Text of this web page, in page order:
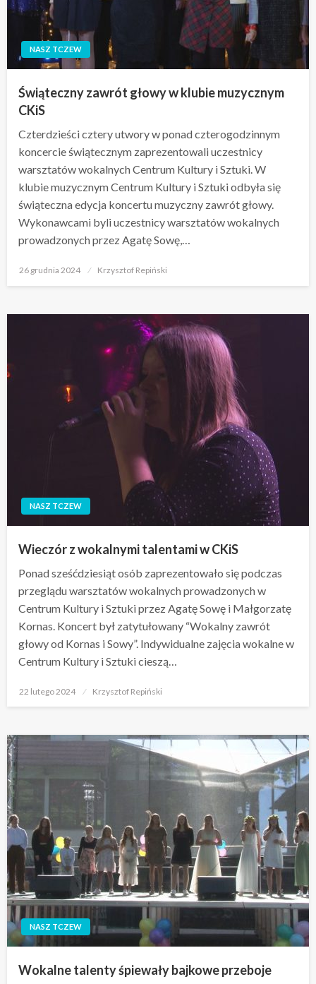
NASZ TCZEW
Świąteczny zawrót głowy w klubie muzycznym
CKiS
Czterdzieści cztery utwory w ponad czterogodzinnym
koncercie świątecznym zaprezentowali uczestnicy
warsztatów wokalnych Centrum Kultury i Sztuki. W
klubie muzycznym Centrum Kultury i Sztuki odbyła się
świąteczna edycja koncertu muzyczny zawrót głowy.
Wykonawcami byli uczestnicy warsztatów wokalnych
prowadzonych przez Agatę Sowę,…
Opublikowane
26 grudnia 2024 Krzysztof Repiński
NASZ TCZEW
Wieczór z wokalnymi talentami w CKiS
Ponad sześćdziesiąt osób zaprezentowało się podczas
przeglądu warsztatów wokalnych prowadzonych w
Centrum Kultury i Sztuki przez Agatę Sowę i Małgorzatę
Kornas. Koncert był zatytułowany “Wokalny zawrót
głowy od Kornas i Sowy”. Indywidualne zajęcia wokalne w
Centrum Kultury i Sztuki cieszą…
Opublikowane
22 lutego 2024 Krzysztof Repiński
NASZ TCZEW
Wokalne talenty śpiewały bajkowe przeboje